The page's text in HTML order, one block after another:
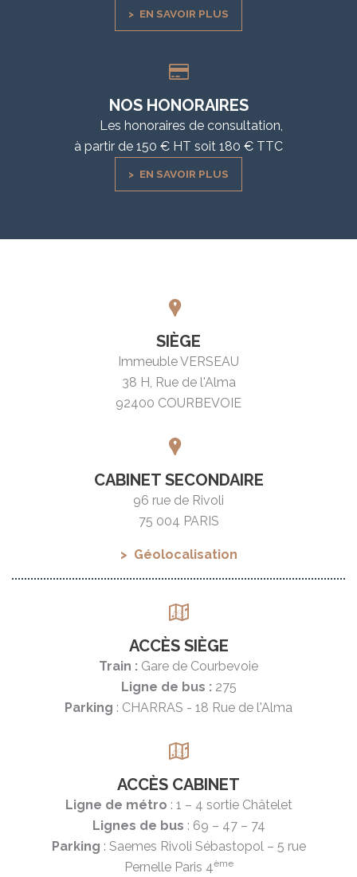
EN SAVOIR PLUS
NOS HONORAIRES
Les honoraires de consultation,
à partir de 150 € HT soit 180 € TTC
EN SAVOIR PLUS
SIÈGE
Immeuble VERSEAU
38 H, Rue de l'Alma
92400 COURBEVOIE
CABINET SECONDAIRE
96 rue de Rivoli
75 004 PARIS
Géolocalisation
ACCÈS SIÈGE
Train : Gare de Courbevoie
Ligne de bus :275
Parking : CHARRAS - 18 Rue de l'Alma
ACCÈS CABINET
Ligne de métro : 1 – 4 sortie Châtelet
Lignes de bus : 69 – 47 – 74
Parking : Saemes Rivoli Sébastopol – 5 rue
Pernelle Paris 4ème